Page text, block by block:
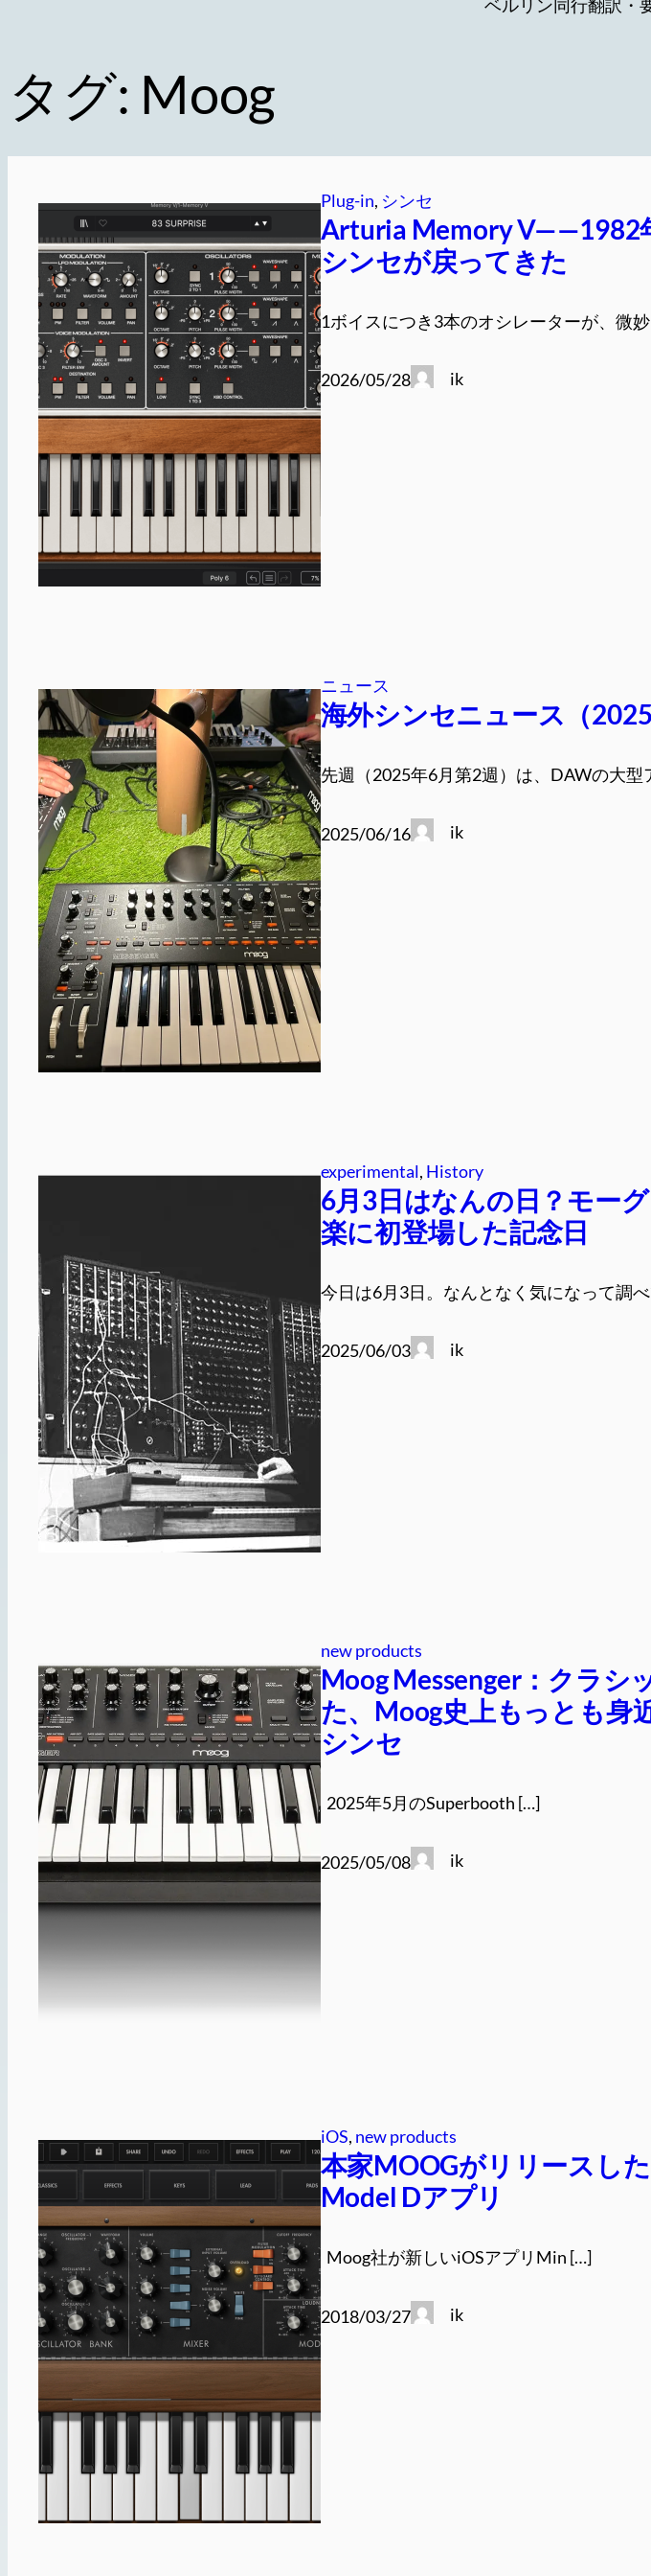
ベルリン同行翻訳・
タグ: Moog
Plug-in, シンセ
Arturia Memory V——1982
シンセが戻ってきた
1ボイスにつき3本のオシレーターが、微
2026/05/28 ik
ニュース
海外シンセニュース（2025
先週（2025年6月第2週）は、DAWの大型
2025/06/16 ik
experimental, History
6月3日はなんの日？モー
楽に初登場した記念日
今日は6月3日。なんとなく気になって調
2025/06/03 ik
new products
Moog Messenger：クラシ
た、Moog史上もっとも身
シンセ
2025年5月のSuperbooth […]
2025/05/08 ik
iOS, new products
本家MOOGがリリースし
Model Dアプリ
Moog社が新しいiOSアプリMin […]
2018/03/27 ik